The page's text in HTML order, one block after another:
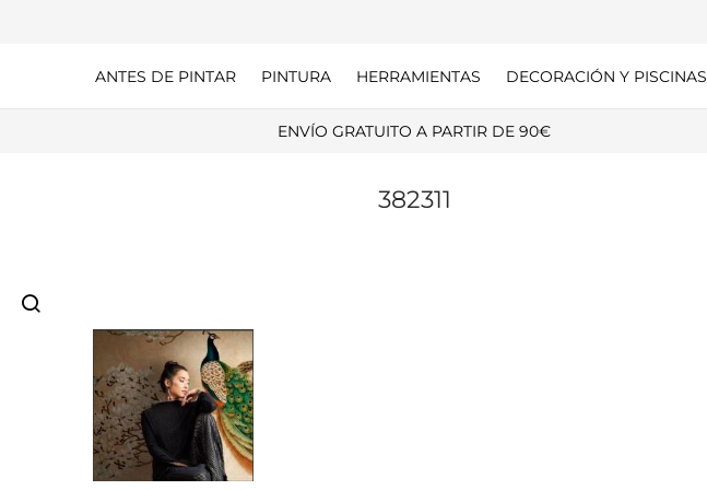
ANTES DE PINTAR PINTURA HERRAMIENTAS DECORACIÓN Y PISCINAS
ENVÍO GRATUITO A PARTIR DE 90€
382311